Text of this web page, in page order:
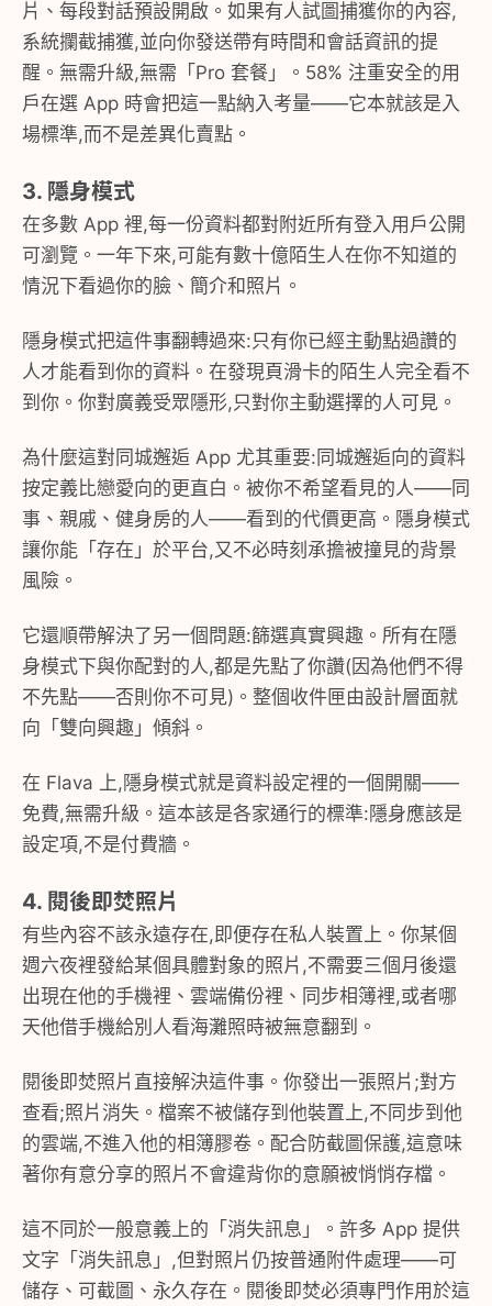
片、每段對話預設開啟。如果有人試圖捕獲你的內容,
系統攔截捕獲,並向你發送帶有時間和會話資訊的提
醒。無需升級,無需「Pro 套餐」。58% 注重安全的用
戶在選 App 時會把這一點納入考量——它本就該是入
場標準,而不是差異化賣點。
3. 隱身模式
在多數 App 裡,每一份資料都對附近所有登入用戶公開
可瀏覽。一年下來,可能有數十億陌生人在你不知道的
情況下看過你的臉、簡介和照片。
隱身模式把這件事翻轉過來:只有你已經主動點過讚的
人才能看到你的資料。在發現頁滑卡的陌生人完全看不
到你。你對廣義受眾隱形,只對你主動選擇的人可見。
為什麼這對同城邂逅 App 尤其重要:同城邂逅向的資料
按定義比戀愛向的更直白。被你不希望看見的人——同
事、親戚、健身房的人——看到的代價更高。隱身模式
讓你能「存在」於平台,又不必時刻承擔被撞見的背景
風險。
它還順帶解決了另一個問題:篩選真實興趣。所有在隱
身模式下與你配對的人,都是先點了你讚(因為他們不得
不先點——否則你不可見)。整個收件匣由設計層面就
向「雙向興趣」傾斜。
在 Flava 上,隱身模式就是資料設定裡的一個開關——
免費,無需升級。這本該是各家通行的標準:隱身應該是
設定項,不是付費牆。
4. 閱後即焚照片
有些內容不該永遠存在,即便存在私人裝置上。你某個
週六夜裡發給某個具體對象的照片,不需要三個月後還
出現在他的手機裡、雲端備份裡、同步相簿裡,或者哪
天他借手機給別人看海灘照時被無意翻到。
閱後即焚照片直接解決這件事。你發出一張照片;對方
查看;照片消失。檔案不被儲存到他裝置上,不同步到他
的雲端,不進入他的相簿膠卷。配合防截圖保護,這意味
著你有意分享的照片不會違背你的意願被悄悄存檔。
這不同於一般意義上的「消失訊息」。許多 App 提供
文字「消失訊息」,但對照片仍按普通附件處理——可
儲存、可截圖、永久存在。閱後即焚必須專門作用於這